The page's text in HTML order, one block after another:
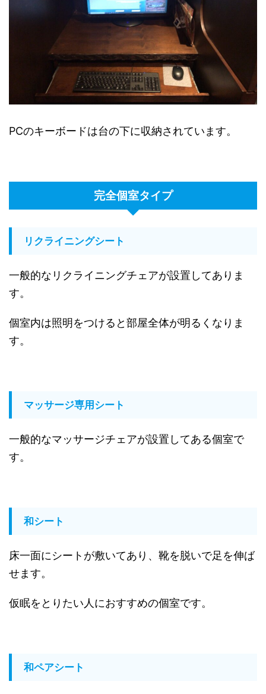
PCのキーボードは台の下に収納されています。
完全個室タイプ
リクライニングシート
一般的なリクライニングチェアが設置してありま
す。
個室内は照明をつけると部屋全体が明るくなりま
す。
マッサージ専用シート
一般的なマッサージチェアが設置してある個室で
す。
和シート
床一面にシートが敷いてあり、靴を脱いで足を伸ば
せます。
仮眠をとりたい人におすすめの個室です。
和ペアシート